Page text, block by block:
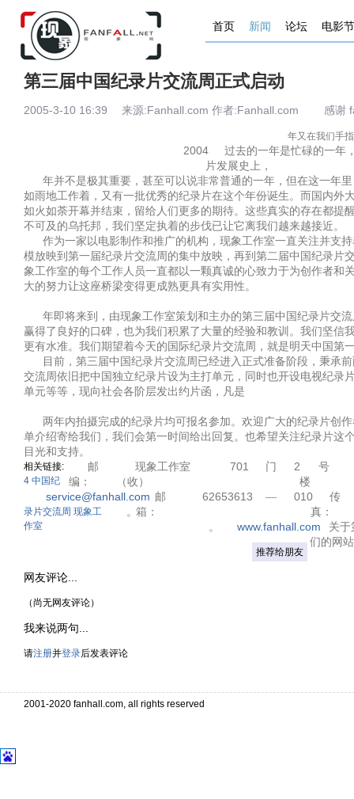
首页 新闻 论坛 电影节
第三届中国纪录片交流周正式启动
2005-3-10 16:39 来源:Fanhall.com 作者:Fanhall.com 感谢
年又在我们手
过去的一年是忙碌的一年
片发展史上，
2004
年并不是极其重要，甚至可以说非常普通的一年，但在这一年
如雨地工作着，又有一批优秀的纪录片在这个年份诞生。而国内外
如火如荼开幕并结束，留给人们更多的期待。这些真实的存在都提
不可及的乌托邦，我们坚定执着的步伐已让它离我们越来越接近。
作为一家以电影制作和推广的机构， 现象工作室一直关注并支
模放映到第一届纪录片交流周的集中放映，再到第二届中国纪录片
象工作室的每个工作人员一直都以一颗真诚的心致力于为创作者和
大的努力让这座桥梁变得更成熟更具有实用性。
年即将来到，由现象工作室策划和主办的第三届中国纪录片交
赢得了良好的口碑，也为我们积累了大量的经验和教训。我们坚信
更有水准。我们期望着今天的国际纪录片交流周，就是明天中国第
目前，第三届中国纪录片交流周 已经进入正式准备阶段，秉承
交流周依旧把中国独立纪录片设为主打单元，同时也开设电视纪录
单元等等，现向社会各阶层发出约片函，凡是
两年内拍摄完成的纪录片均可报名参加。欢迎广大的纪录片创
单介绍寄给我们，我们会第一时间给出回复。也希望关注纪录片这
目光和支持。
号
楼
2
门
701
现象工作室
（收）
邮
编：
传
真：
010
—
62653613
邮
箱：
service@fanhall.com
。
关于
们的网站
www.fanhall.com
。
相关链接:
4 中国纪
录片交流周 现象工
作室
推荐给朋友
网友评论...
（尚无网友评论）
我来说两句...
请注册并登录后发表评论
2001-2020 fanhall.com, all rights reserved